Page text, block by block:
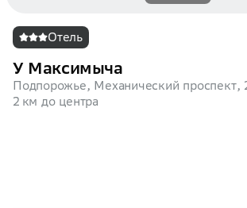
Отель
У Максимыча
Подпорожье, Механический проспект,
2 км до центра